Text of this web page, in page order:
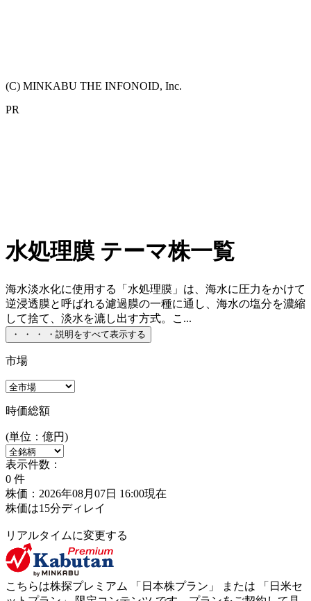
(C) MINKABU THE INFONOID, Inc.
PR
水処理膜 テーマ株一覧
海水淡水化に使用する「水処理膜」は、海水に圧力をかけて
逆浸透膜と呼ばれる濾過膜の一種に通し、海水の塩分を濃縮
して捨て、淡水を漉し出す方式。こ...
・ ・ ・ ・ 説明をすべて表示する
市場
時価総額
(単位：億円)
表示件数：
0 件
株価：2026年08月07日 16:00現在
株価は15分ディレイ
リアルタイムに変更する
こちらは株探プレミアム 「 日本株プラン 」 または 「 日米セ